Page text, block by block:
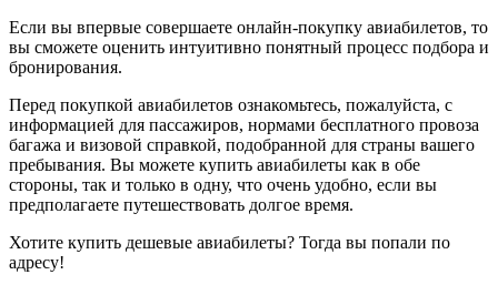
Если вы впервые совершаете онлайн-покупку авиабилетов, то
вы сможете оценить интуитивно понятный процесс подбора и
бронирования.
Перед покупкой авиабилетов ознакомьтесь, пожалуйста, с
информацией для пассажиров, нормами бесплатного провоза
багажа и визовой справкой, подобранной для страны вашего
пребывания. Вы можете купить авиабилеты как в обе
стороны, так и только в одну, что очень удобно, если вы
предполагаете путешествовать долгое время.
Хотите купить дешевые авиабилеты? Тогда вы попали по
адресу!